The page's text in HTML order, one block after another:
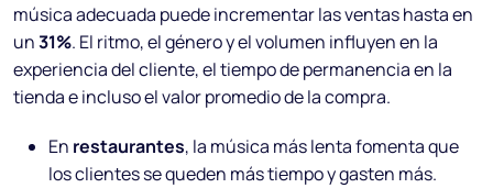
música adecuada puede incrementar las ventas hasta en
un31%. El ritmo, el género y el volumen influyen en la
experiencia del cliente, el tiempo de permanencia en la
tienda e incluso el valor promedio de la compra.
En restaurantes, la música más lenta fomenta que
los clientes se queden más tiempo y gasten más.